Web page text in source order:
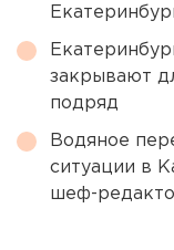
закрывают
подряд
Водяное
ситуации в
шеф-